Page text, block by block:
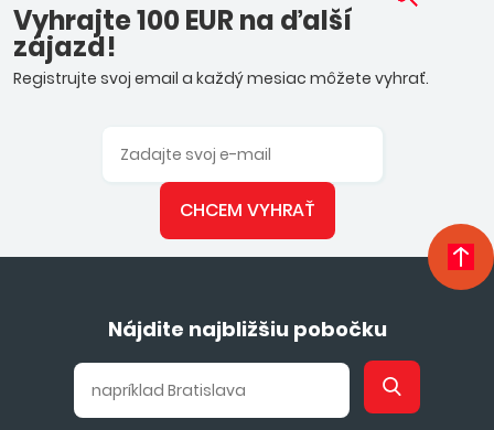
Vyhrajte 100 EUR na ďalší
zájazd!
Registrujte svoj email a každý mesiac môžete vyhrať.
CHCEM VYHRAŤ
Nájdite najbližšiu pobočku